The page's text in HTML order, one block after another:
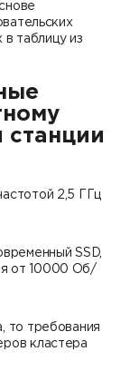
в таблицу из
станции
2,5 ГГц
SSD,
от 10000 Об/
то требования
кластера